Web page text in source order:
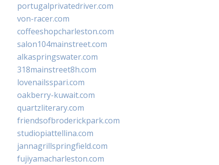
portugalprivatedriver.com
von-racer.com
coffeeshopcharleston.com
salon104mainstreet.com
alkaspringswater.com
318mainstreet8h.com
lovenailsspari.com
oakberry-kuwait.com
quartzliterary.com
friendsofbroderickpark.com
studiopiattellina.com
jannagrillspringfield.com
fujiyamacharleston.com